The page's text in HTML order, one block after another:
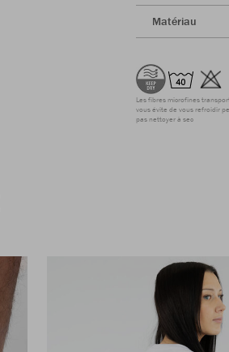
Matériau
Les fibres microfines
vous évite de vous refroidir
pas nettoyer à sec